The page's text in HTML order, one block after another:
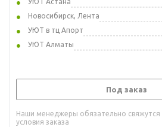
Новосибирск, Лента
УЮТ в тц Апорт
УЮТ Алматы
Под заказ
Наши менеджеры обязательно свяжутся
условия заказа